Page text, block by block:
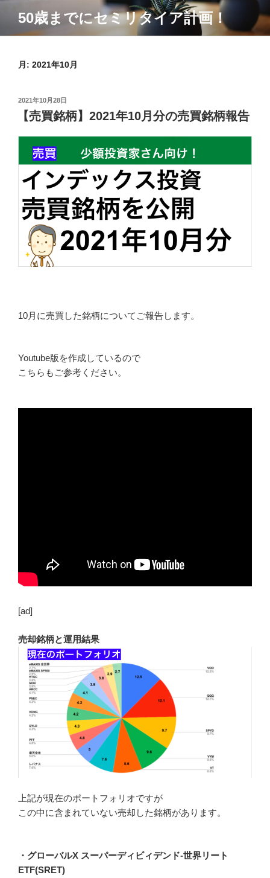
テ
50歳までにセミリタイア計画！
月: 2021年10月
投
日:
2021年10月28日
【売買銘柄】2021年10月分の売買銘柄報告
10月に売買した銘柄についてご報告します。
Youtube版を作成しているので
こちらもご参考ください。
[ad]
売却銘柄と運用結果
上記が現在のポートフォリオですが
この中に含まれていない売却した銘柄があります。
・グローバルX スーパーディビィデンド-世界リート
ETF(SRET)